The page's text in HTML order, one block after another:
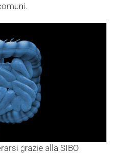
grazie alla SIBO